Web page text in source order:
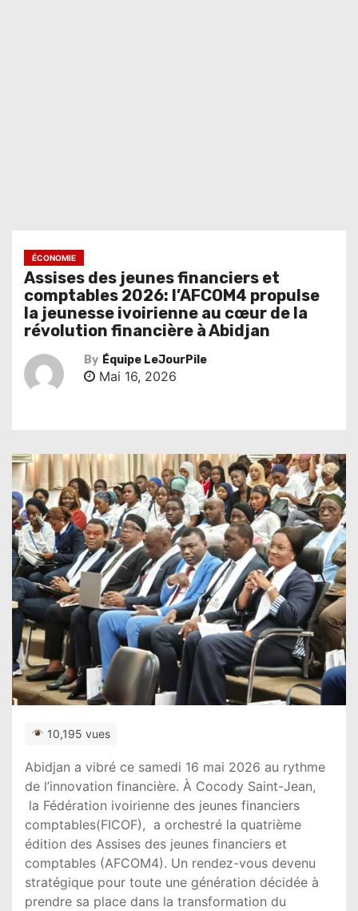
ÉCONOMIE
Assises des jeunes financiers et
comptables 2026: l’AFCOM4 propulse
la jeunesse ivoirienne au cœur de la
révolution financière à Abidjan
By Équipe LeJourPile
Mai 16, 2026
10,195 vues
Abidjan a vibré ce samedi 16 mai 2026 au rythme
de l’innovation financière. À Cocody Saint-Jean,
la Fédération ivoirienne des jeunes financiers
comptables(FICOF), a orchestré la quatrième
édition des Assises des jeunes financiers et
comptables (AFCOM4). Un rendez-vous devenu
stratégique pour toute une génération décidée à
prendre sa place dans la transformation du